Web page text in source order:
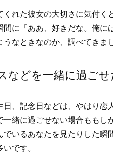
くれた彼女の大切さに気付
間に「ああ、好きだな。俺
うなときなのか、調べてきま
などを一緒に過ご
日、記念日などは、やはり
一緒に過ごせない場合もも
でいるあなたを見たりした
です。